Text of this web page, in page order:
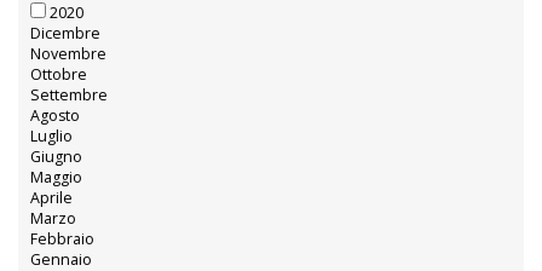
2020
Dicembre
Novembre
Ottobre
Settembre
Agosto
Luglio
Giugno
Maggio
Aprile
Marzo
Febbraio
Gennaio